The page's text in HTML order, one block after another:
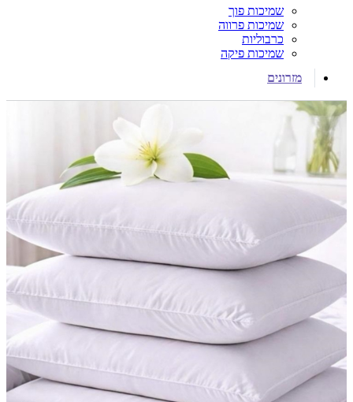
שמיכות פוך
שמיכות פרווה
כרבוליות
שמיכות פיקה
מזרונים